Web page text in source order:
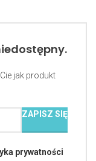
jak produkt
ZAPISZ SIĘ
prywatności